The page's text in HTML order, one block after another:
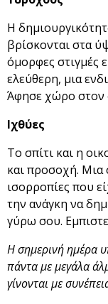
Η
βρίσκονται στα
όμορφες στιγμές
ελεύθερη, μια
Άφησε χώρο στον
Ιχθύες
Το σπίτι και η
και προσοχή. Μια
ισορροπίες που
την ανάγκη να
γύρω σου.
Η σημερινή ημέρα
πάντα με μεγάλα
γίνονται με